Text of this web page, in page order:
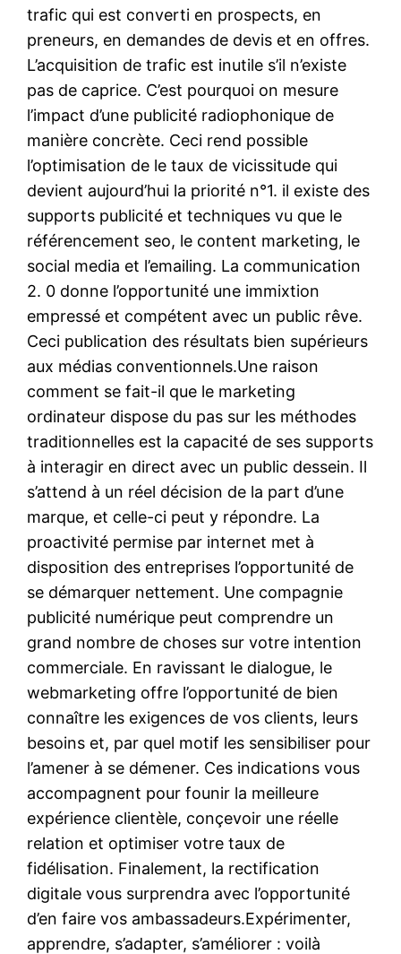
trafic qui est converti en prospects, en
preneurs, en demandes de devis et en offres.
L’acquisition de trafic est inutile s’il n’existe
pas de caprice. C’est pourquoi on mesure
l’impact d’une publicité radiophonique de
manière concrète. Ceci rend possible
l’optimisation de le taux de vicissitude qui
devient aujourd’hui la priorité n°1. il existe des
supports publicité et techniques vu que le
référencement seo, le content marketing, le
social media et l’emailing. La communication
2. 0 donne l’opportunité une immixtion
empressé et compétent avec un public rêve.
Ceci publication des résultats bien supérieurs
aux médias conventionnels.Une raison
comment se fait-il que le marketing
ordinateur dispose du pas sur les méthodes
traditionnelles est la capacité de ses supports
à interagir en direct avec un public dessein. Il
s’attend à un réel décision de la part d’une
marque, et celle-ci peut y répondre. La
proactivité permise par internet met à
disposition des entreprises l’opportunité de
se démarquer nettement. Une compagnie
publicité numérique peut comprendre un
grand nombre de choses sur votre intention
commerciale. En ravissant le dialogue, le
webmarketing offre l’opportunité de bien
connaître les exigences de vos clients, leurs
besoins et, par quel motif les sensibiliser pour
l’amener à se démener. Ces indications vous
accompagnent pour founir la meilleure
expérience clientèle, conçevoir une réelle
relation et optimiser votre taux de
fidélisation. Finalement, la rectification
digitale vous surprendra avec l’opportunité
d’en faire vos ambassadeurs.Expérimenter,
apprendre, s’adapter, s’améliorer : voilà